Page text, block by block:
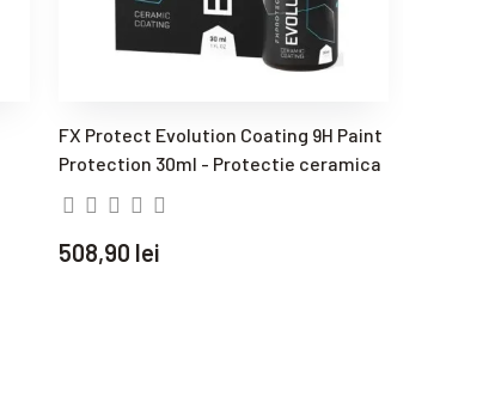
FX Protect Evolution Coating 9H Paint
Protection 30ml - Protectie ceramica
508,90 lei